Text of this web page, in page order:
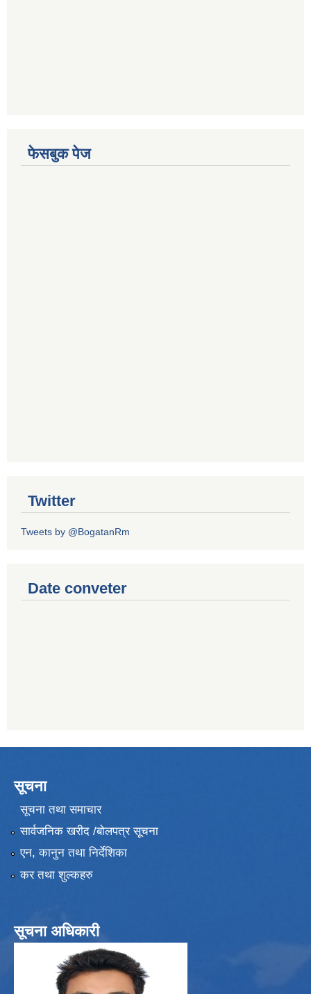
फेसबुक पेज
Twitter
Tweets by @BogatanRm
Date conveter
सूचना
सूचना तथा समाचार
सार्वजनिक खरीद /बोलपत्र सूचना
एन, कानुन तथा निर्देशिका
कर तथा शुल्कहरु
सूचना अधिकारी